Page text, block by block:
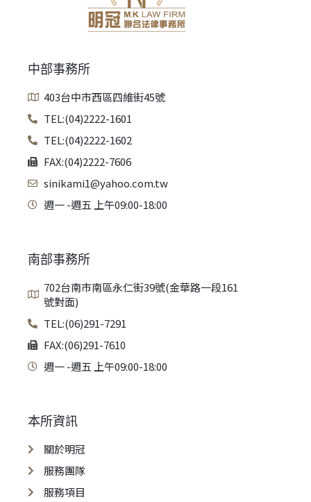
中部事務所
403台中市西區四維街45號
TEL:(04)2222-1601
TEL:(04)2222-1602
FAX:(04)2222-7606
sinikami1@yahoo.com.tw
週一 -週五 上午09:00-18:00
南部事務所
702台南市南區永仁街39號(金華路一段161
號對面)
TEL:(06)291-7291
FAX:(06)291-7610
週一 -週五 上午09:00-18:00
本所資訊
關於明冠
服務團隊
服務項目